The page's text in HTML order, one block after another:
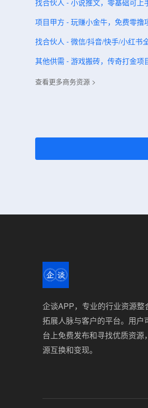
找合伙人 - 小说推文，零基础可上
项目甲方 - 玩赚小金牛，免费零撸
找合伙人 - 微信/抖音/快手/小红书
其他供需 - 游戏搬砖，传奇打金项
查看更多商务资源 >
企谈APP，专业的行业资源整
拓展人脉与客户的平台。用户
台上免费发布和寻找优质资源
源互换和变现。